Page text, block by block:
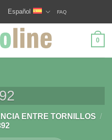
Español FAQ
0
ENTRE TORNILLOS /